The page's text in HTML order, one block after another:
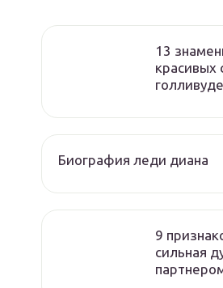
13
красивых
голливуде
Биография леди диана
9
сильная